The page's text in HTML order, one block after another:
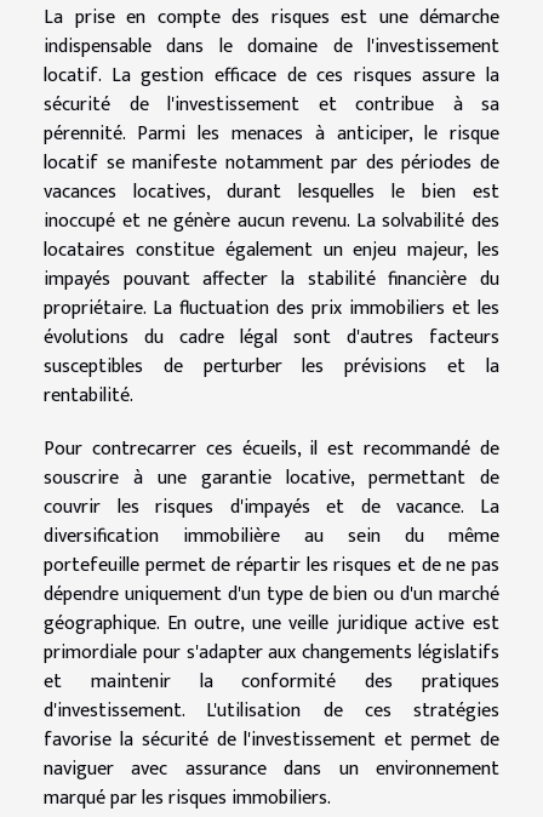
La prise en compte des risques est une démarche
indispensable dans le domaine de l'investissement
locatif. La gestion efficace de ces risques assure la
sécurité de l'investissement et contribue à sa
pérennité. Parmi les menaces à anticiper, le risque
locatif se manifeste notamment par des périodes de
vacances locatives, durant lesquelles le bien est
inoccupé et ne génère aucun revenu. La solvabilité des
locataires constitue également un enjeu majeur, les
impayés pouvant affecter la stabilité financière du
propriétaire. La fluctuation des prix immobiliers et les
évolutions du cadre légal sont d'autres facteurs
susceptibles de perturber les prévisions et la
rentabilité.
Pour contrecarrer ces écueils, il est recommandé de
souscrire à une garantie locative, permettant de
couvrir les risques d'impayés et de vacance. La
diversification immobilière au sein du même
portefeuille permet de répartir les risques et de ne pas
dépendre uniquement d'un type de bien ou d'un marché
géographique. En outre, une veille juridique active est
primordiale pour s'adapter aux changements législatifs
et maintenir la conformité des pratiques
d'investissement. L'utilisation de ces stratégies
favorise la sécurité de l'investissement et permet de
naviguer avec assurance dans un environnement
marqué par les risques immobiliers.